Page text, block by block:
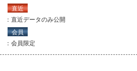
直近
：直近データのみ公開
会員
：会員限定